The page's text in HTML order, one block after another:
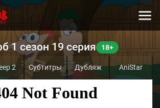
1 сезон 19 серия
2 Субтитры Дубляж AniStar